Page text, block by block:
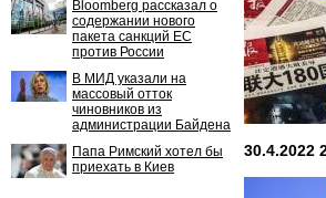
Bloomberg рассказал о
содержании нового
пакета санкций ЕС
против России
В МИД указали на
массовый отток
чиновников из
администрации Байдена
Папа Римский хотел бы
приехать в Киев
30.4.2022